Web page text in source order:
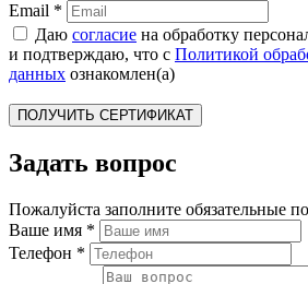
Email *
Даю согласие на обработку
и подтверждаю, что с Политикой
данных ознакомлен(а)
Задать вопрос
Пожалуйста заполните обязательные
Ваше имя *
Телефон *